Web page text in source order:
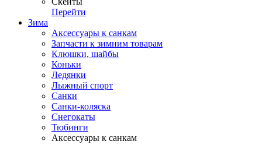
Перейти
Зима
Аксессуары к санкам
Запчасти к зимним товарам
Клюшки, шайбы
Коньки
Ледянки
Лыжный спорт
Санки
Санки-коляска
Снегокаты
Тюбинги
Аксессуары к санкам